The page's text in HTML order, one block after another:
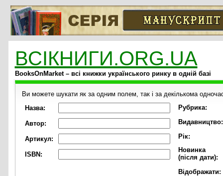
ВСІКНИГИ.ORG.UA
BooksOnMarket – всі книжки українського ринку в одній базі
Ви можете шукати як за одним полем, так і за декількома
Назва:
Автор:
Артикул:
ISBN:
Рубрика:
Видавництво:
Рік:
Новинка
(після дати):
Відображати: